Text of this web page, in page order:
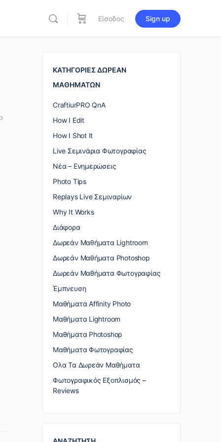
Είσοδος Sign up
ΚΑΤΗΓΟΡΙΕΣ ΔΩΡΕΑΝ
ΜΑΘΗΜΑΤΩΝ
CraftiurPRO QnA
How I Edit
How I Shot It
Live Σεμινάρια Φωτογραφίας
Nέα – Ενημερώσεις
Photo Tips
Replays Live Σεμιναρίων
Why It Works
Διάφορα
Δωρεάν Μαθήματα Lightroom
Δωρεάν Μαθήματα Photoshop
Δωρεάν Μαθήματα Φωτογραφίας
Έμπνευση
Μαθήματα Affinity Photo
Μαθήματα Lightroom
Μαθήματα Photoshop
Μαθήματα Φωτογραφίας
Ολα Τα Δωρεάν Μαθήματα
Φωτογραφικός Εξοπλισμός –
Reviews